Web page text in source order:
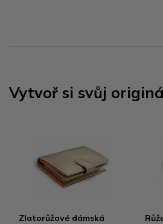
Vytvoř si svůj
Zlatorůžové dámská